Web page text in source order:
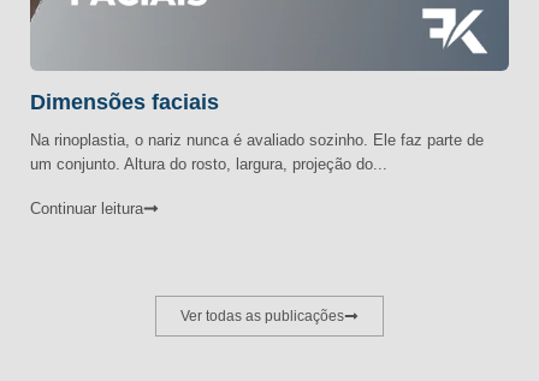
Dimensões faciais
Na rinoplastia, o nariz nunca é avaliado sozinho. Ele faz parte de
um conjunto. Altura do rosto, largura, projeção do...
Continuar leitura
Ver todas as publicações